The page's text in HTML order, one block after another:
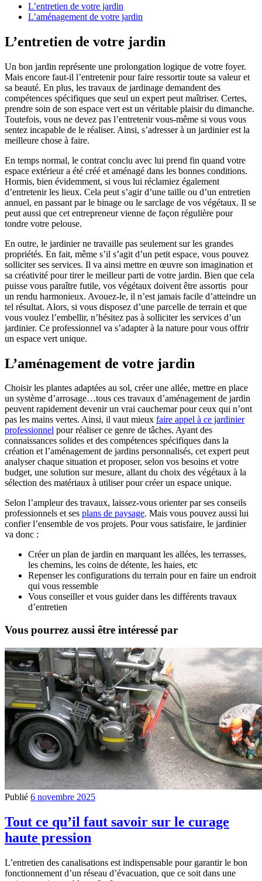
L’entretien de votre jardin
L’aménagement de votre jardin
L’entretien de votre jardin
Un bon jardin représente une prolongation logique de votre foyer.
Mais encore faut-il l’entretenir pour faire ressortir toute sa valeur et
sa beauté. En plus, les travaux de jardinage demandent des
compétences spécifiques que seul un expert peut maîtriser. Certes,
prendre soin de son espace vert est un véritable plaisir du dimanche.
Toutefois, vous ne devez pas l’entretenir vous-même si vous vous
sentez incapable de le réaliser. Ainsi, s’adresser à un jardinier est la
meilleure chose à faire.
En temps normal, le contrat conclu avec lui prend fin quand votre
espace extérieur a été créé et aménagé dans les bonnes conditions.
Hormis, bien évidemment, si vous lui réclamiez également
d’entretenir les lieux. Cela peut s’agir d’une taille ou d’un entretien
annuel, en passant par le binage ou le sarclage de vos végétaux. Il se
peut aussi que cet entrepreneur vienne de façon régulière pour
tondre votre pelouse.
En outre, le jardinier ne travaille pas seulement sur les grandes
propriétés. En fait, même s’il s’agit d’un petit espace, vous pouvez
solliciter ses services. Il va ainsi mettre en œuvre son imagination et
sa créativité pour tirer le meilleur parti de votre jardin. Bien que cela
puisse vous paraître futile, vos végétaux doivent être assortis pour
un rendu harmonieux. Avouez-le, il n’est jamais facile d’atteindre un
tel résultat. Alors, si vous disposez d’une parcelle de terrain et que
vous voulez l’embellir, n’hésitez pas à solliciter les services d’un
jardinier. Ce professionnel va s’adapter à la nature pour vous offrir
un espace vert unique.
L’aménagement de votre jardin
Choisir les plantes adaptées au sol, créer une allée, mettre en place
un système d’arrosage…tous ces travaux d’aménagement de jardin
peuvent rapidement devenir un vrai cauchemar pour ceux qui n’ont
pas les mains vertes. Ainsi, il vaut mieux faire appel à ce jardinier
professionnel pour réaliser ce genre de tâches. Ayant des
connaissances solides et des compétences spécifiques dans la
création et l’aménagement de jardins personnalisés, cet expert peut
analyser chaque situation et proposer, selon vos besoins et votre
budget, une solution sur mesure, allant du choix des végétaux à la
sélection des matériaux à utiliser pour créer un espace unique.
Selon l’ampleur des travaux, laissez-vous orienter par ses conseils
professionnels et ses plans de paysage. Mais vous pouvez aussi lui
confier l’ensemble de vos projets. Pour vous satisfaire, le jardinier
va donc :
Créer un plan de jardin en marquant les allées, les terrasses,
les chemins, les coins de détente, les haies, etc
Repenser les configurations du terrain pour en faire un endroit
qui vous ressemble
Vous conseiller et vous guider dans les différents travaux
d’entretien
Vous pourrez aussi être intéressé par
Publié 6 novembre 2025
Tout ce qu’il faut savoir sur le curage
haute pression
L’entretien des canalisations est indispensable pour garantir le bon
fonctionnement d’un réseau d’évacuation, que ce soit dans une